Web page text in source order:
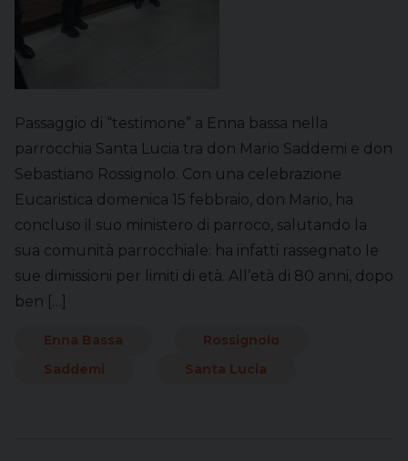
Passaggio di “testimone” a Enna bassa nella
parrocchia Santa Lucia tra don Mario Saddemi e don
Sebastiano Rossignolo. Con una celebrazione
Eucaristica domenica 15 febbraio, don Mario, ha
concluso il suo ministero di parroco, salutando la
sua comunità parrocchiale: ha infatti rassegnato le
sue dimissioni per limiti di età. All’età di 80 anni, dopo
ben […]
Enna Bassa
Rossignolo
Saddemi
Santa Lucia